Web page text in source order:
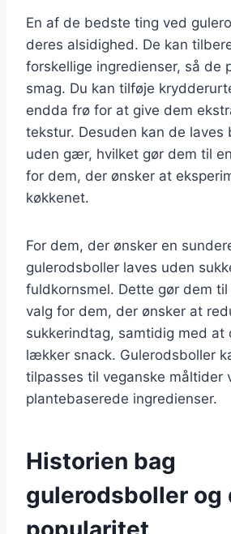
En af de bedste ting ved
deres alsidighed. De kan
forskellige ingredienser, så de
smag. Du kan tilføje
endda frø for at give dem
tekstur. Desuden kan de laves
uden gær, hvilket gør dem til
for dem, der ønsker at
køkkenet.
For dem, der ønsker en
gulerodsboller laves uden
fuldkornsmel. Dette gør dem
valg for dem, der ønsker at
sukkerindtag, samtidig med at
lækker snack. Gulerodsboller
tilpasses til veganske måltider
plantebaserede ingredienser.
Historien bag
gulerodsboller og